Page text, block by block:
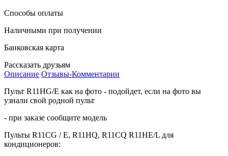
Способы оплаты
Наличными при получении
Банковская карта
Рассказать друзьям
Описание Отзывы-Комментарии
Пульт R11HG/E как на фото - подойдет, если на фото вы
узнали свой родной пульт
- при заказе сообщите модель
Пульты R11CG / E, R11HQ, R11CQ R11HE/L для
кондиционеров: